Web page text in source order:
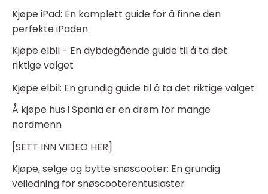
Kjøpe iPad: En komplett guide for å finne den
perfekte iPaden
Kjøpe elbil - En dybdegående guide til å ta det
riktige valget
Kjøpe elbil: En grundig guide til å ta det riktige valget
Å kjøpe hus i Spania er en drøm for mange
nordmenn
[SETT INN VIDEO HER]
Kjøpe, selge og bytte snøscooter: En grundig
veiledning for snøscooterentusiaster